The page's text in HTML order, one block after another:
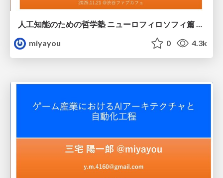
人工知能のための哲学塾 ニューロフィロソフィ篇 第零夜 「ニューロフィロソフィとは何か？」
miyayou
0 4.3k